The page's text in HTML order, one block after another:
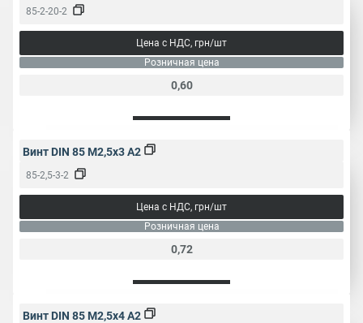
85-2-20-2
Цена с НДС, грн/шт
Розничная цена
0,60
Винт DIN 85 M2,5x3 A2
85-2,5-3-2
Цена с НДС, грн/шт
Розничная цена
0,72
Винт DIN 85 M2,5x4 A2